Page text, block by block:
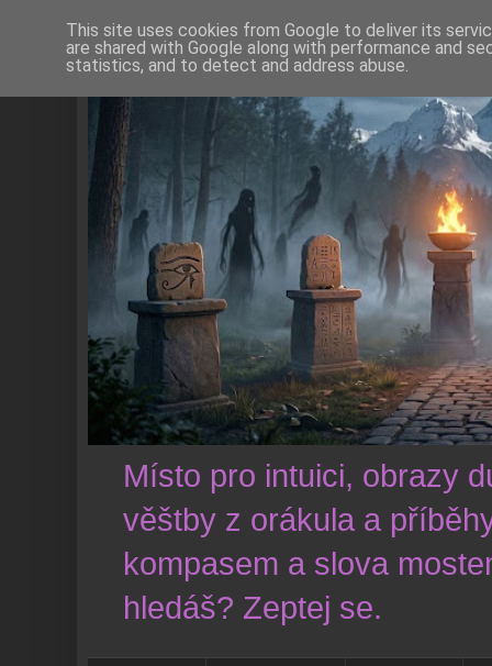
Místo pro intuici, obrazy
věštby z orákula a
kompasem a slova
hledáš? Zeptej se.
This site uses cookies from Google to deliver its
are shared with Google along with performance and
statistics, and to detect and address abuse.